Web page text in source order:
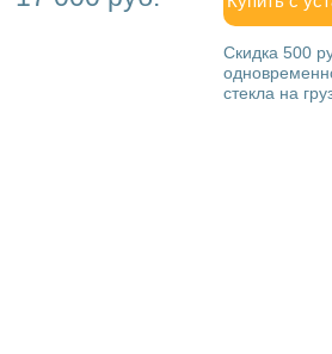
Скидка 500
стекла на